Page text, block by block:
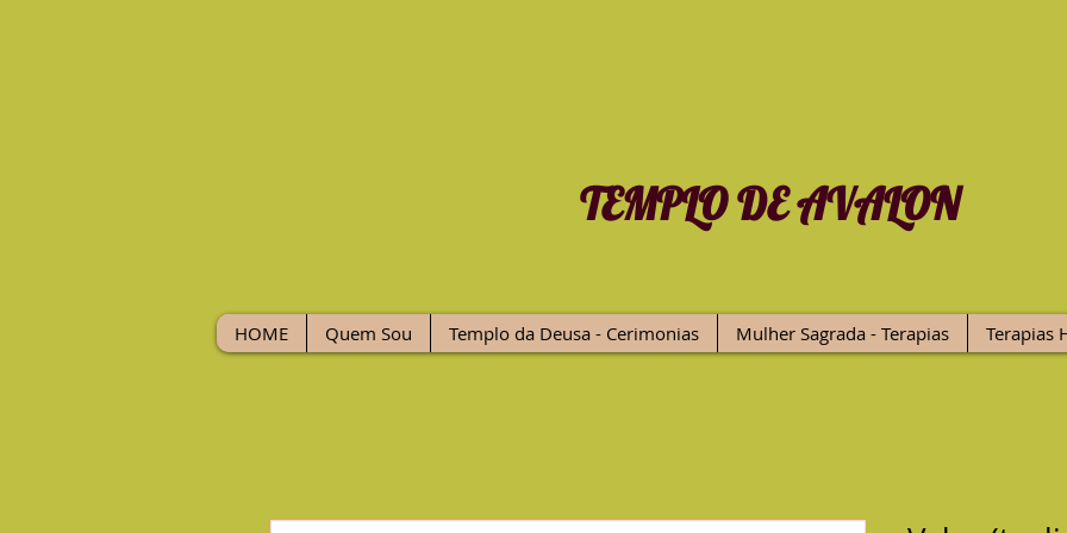
TEMPLO DE AVALON
HOME Quem Sou Templo da Deusa - Cerimonias Mulher Sagrada - Terapias Terapias